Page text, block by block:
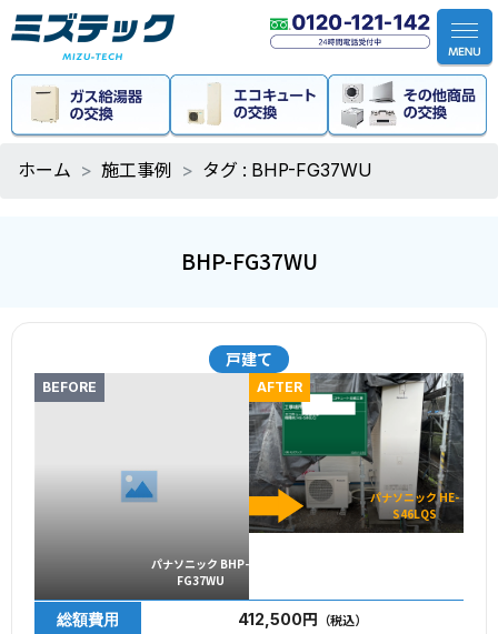
ホーム 施工事例 タグ : BHP-FG37WU
BHP-FG37WU
戸建て
BEFORE
パナソニック BHP-
FG37WU
AFTER
パナソニック HE-
S46LQS
総額費用 412,500円 （税込）